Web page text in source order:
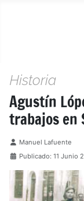
Historia
Agustín
trabajos en
Detalles
Manuel Lafuente
Publicado: 11 Junio